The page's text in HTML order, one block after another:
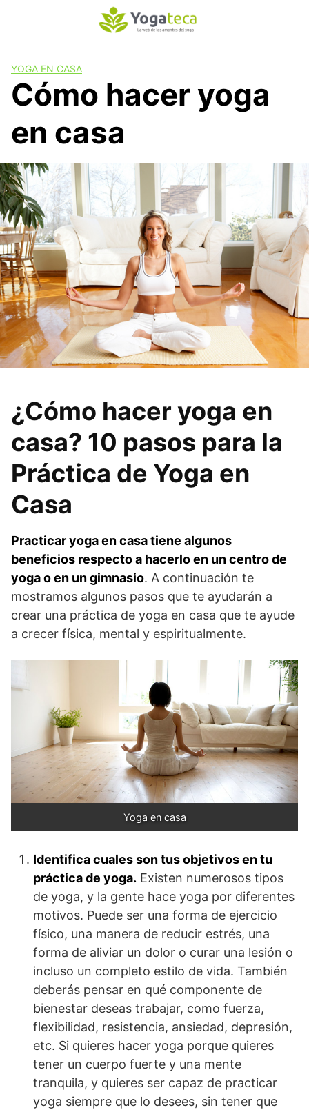
n
t
e
n
i
d
o
YOGA EN CASA
Cómo hacer yoga
en casa
¿Cómo hacer yoga en
casa? 10 pasos para la
Práctica de Yoga en
Casa
Practicar yoga en casa tiene algunos
beneficios respecto a hacerlo en un centro de
yoga o en un gimnasio. A continuación te
mostramos algunos pasos que te ayudarán a
crear una práctica de yoga en casa que te ayude
a crecer física, mental y espiritualmente.
Yoga en casa
Identifica cuales son tus objetivos en tu
práctica de yoga. Existen numerosos tipos
de yoga, y la gente hace yoga por diferentes
motivos. Puede ser una forma de ejercicio
físico, una manera de reducir estrés, una
forma de aliviar un dolor o curar una lesión o
incluso un completo estilo de vida. También
deberás pensar en qué componente de
bienestar deseas trabajar, como fuerza,
flexibilidad, resistencia, ansiedad, depresión,
etc. Si quieres hacer yoga porque quieres
tener un cuerpo fuerte y una mente
tranquila, y quieres ser capaz de practicar
yoga siempre que lo desees, sin tener que